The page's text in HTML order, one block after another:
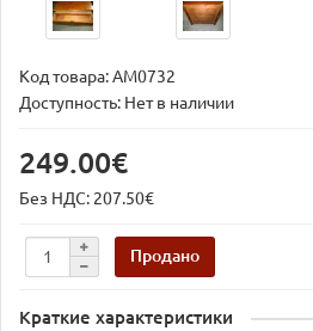
Код товара:AM0732
Доступность: Нет в наличии
249.00€
Без НДС: 207.50€
Продано
Краткие характеристики